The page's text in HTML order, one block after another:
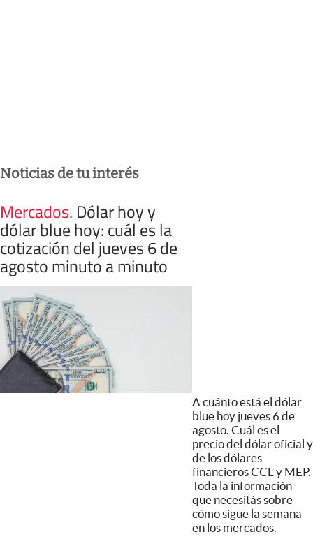
Noticias de tu interés
Mercados. Dólar hoy y
dólar blue hoy: cuál es la
cotización del jueves 6 de
agosto minuto a minuto
A cuánto está el dólar
blue hoy jueves 6 de
agosto. Cuál es el
precio del dólar oficial y
de los dólares
financieros CCL y MEP.
Toda la información
que necesitás sobre
cómo sigue la semana
en los mercados.